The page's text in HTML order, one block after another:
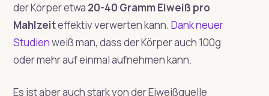
der Körper etwa 20-40 Gramm Eiweiß pro
Mahlzeiteffektiv verwerten kann. Dank neuer
Studienweiß man, dass der Körper auch 100g
oder mehr auf einmal aufnehmen kann.
Es ist aber auch stark von der Eiweißquelle